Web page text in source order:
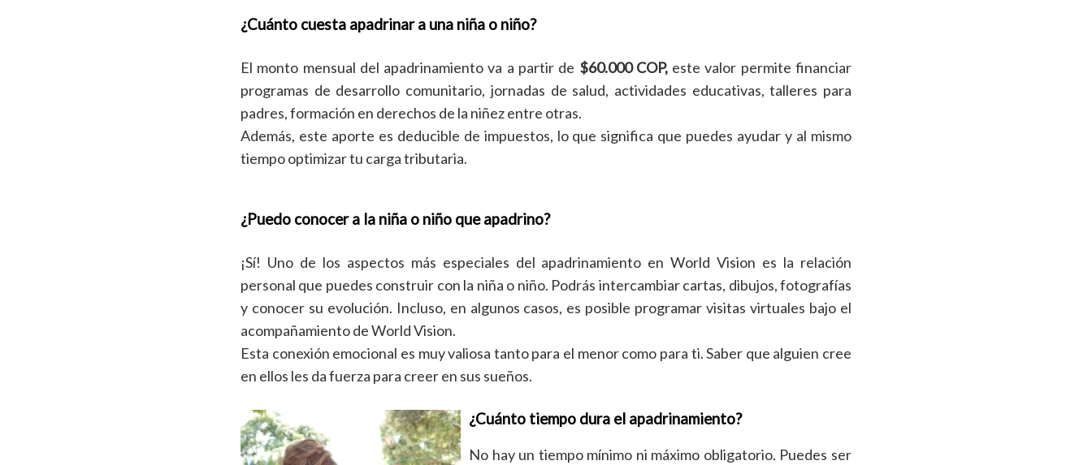
¿Cuánto cuesta apadrinar a una niña o niño?
El monto mensual del apadrinamiento va a partir de $60.000 COP,este valor permite financiar
programas de desarrollo comunitario, jornadas de salud, actividades educativas, talleres para
padres, formación en derechos de la niñez entre otras.
Además, este aporte es deducible de impuestos, lo que significa que puedes ayudar y al mismo
tiempo optimizar tu carga tributaria.
¿Puedo conocer a la niña o niño que apadrino?
¡Sí! Uno de los aspectos más especiales del apadrinamiento en World Vision es la relación
personal que puedes construir con la niña o niño. Podrás intercambiar cartas, dibujos, fotografías
y conocer su evolución. Incluso, en algunos casos, es posible programar visitas virtuales bajo el
acompañamiento de World Vision.
Esta conexión emocional es muy valiosa tanto para el menor como para ti. Saber que alguien cree
en ellos les da fuerza para creer en sus sueños.
¿Cuánto tiempo dura el apadrinamiento?
No hay un tiempo mínimo ni máximo obligatorio. Puedes ser